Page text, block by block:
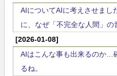
AIについてAIに考えさせまし
に、なぜ「不完全な人間」の
[2026-01-08]
AIはこんな事も出来るのか…
るね。